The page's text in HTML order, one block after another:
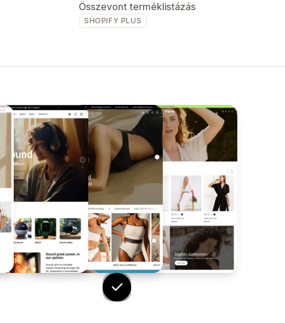
Összevont terméklistázás
SHOPIFY PLUS